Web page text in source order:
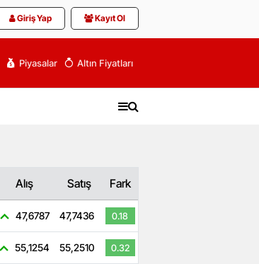
Giriş Yap Kayıt Ol
Piyasalar Altın Fiyatları
Alış Satış Fark
47,6787 47,7436 0.18
55,1254 55,2510 0.32